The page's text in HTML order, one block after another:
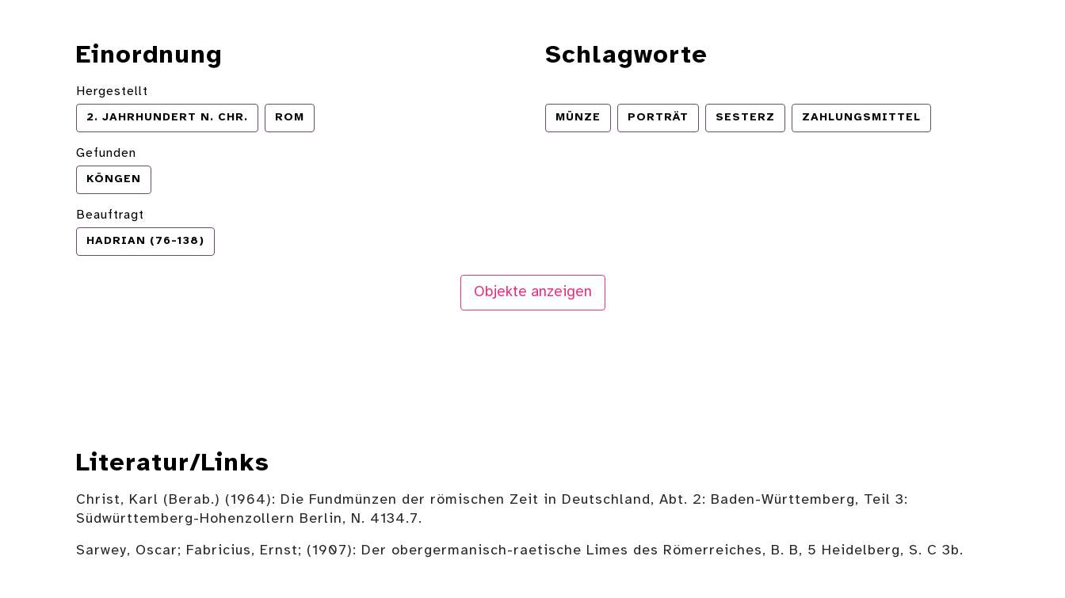
Einordnung
Hergestellt
2. JAHRHUNDERT N. CHR. ROM
Gefunden
KÖNGEN
Beauftragt
HADRIAN (76-138)
Schlagworte
MÜNZE PORTRÄT SESTERZ ZAHLUNGSMITTEL
Objekte anzeigen
Literatur/Links
Christ, Karl (Berab.) (1964): Die Fundmünzen der römischen Zeit in Deutschland, Abt. 2: Baden-Württemberg, Teil 3:
Südwürttemberg-Hohenzollern Berlin, N. 4134.7.
Sarwey, Oscar; Fabricius, Ernst; (1907): Der obergermanisch-raetische Limes des Römerreiches, B. B, 5 Heidelberg, S. C 3b.